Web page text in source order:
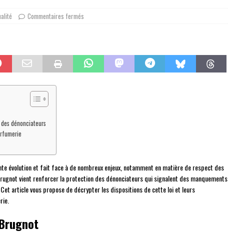
Commentaires fermés
dénonciateurs
évolution et fait face à de nombreux enjeux, notamment en matière de respect des
vient renforcer la protection des dénonciateurs qui signalent des manquements
article vous propose de décrypter les dispositions de cette loi et leurs